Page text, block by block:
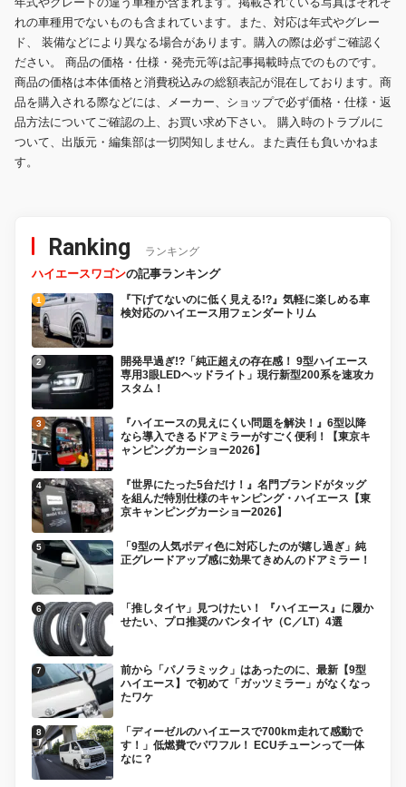
れの車種用でないものも含まれています。また、対応は年式やグレー
ド、 装備などにより異なる場合があります。購入の際は必ずご確認く
ださい。 商品の価格・仕様・発売元等は記事掲載時点でのものです。
商品の価格は本体価格と消費税込みの総額表記が混在しております。商
品を購入される際などには、メーカー、ショップで必ず価格・仕様・返
品方法についてご確認の上、お買い求め下さい。 購入時のトラブルに
ついて、出版元・編集部は一切関知しません。また責任も負いかねま
す。
Ranking ランキング
ハイエースワゴンの記事ランキング
『下げてないのに低く見える!?』気軽に楽しめる車
検対応のハイエース用フェンダートリム
開発早過ぎ!?「純正超えの存在感！ 9型ハイエース
専用3眼LEDヘッドライト」現行新型200系を速攻カ
スタム！
『ハイエースの見えにくい問題を解決！』6型以降
なら導入できるドアミラーがすごく便利！【東京キ
ャンピングカーショー2026】
『世界にたった5台だけ！』名門ブランドがタッグ
を組んだ特別仕様のキャンピング・ハイエース【東
京キャンピングカーショー2026】
「9型の人気ボディ色に対応したのが嬉し過ぎ」純
正グレードアップ感に効果てきめんのドアミラー！
「推しタイヤ」見つけたい！ 『ハイエース』に履か
せたい、プロ推奨のバンタイヤ（C／LT）4選
前から「パノラミック」はあったのに、最新【9型
ハイエース】で初めて「ガッツミラー」がなくなっ
たワケ
「ディーゼルのハイエースで700km走れて感動で
す！」低燃費でパワフル！ ECUチューンって一体
なに？